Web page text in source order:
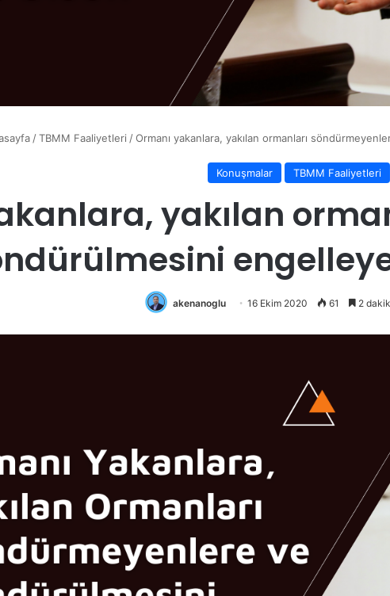
/ TBMM Faaliyetleri / Ormanı yakanlara, yakılan ormanları
Konuşmalar TBMM Faaliyetleri
yakılan
akenanoglu 16 Ekim 2020 61 2